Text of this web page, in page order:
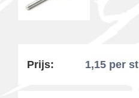
Prijs: 1,15 per st